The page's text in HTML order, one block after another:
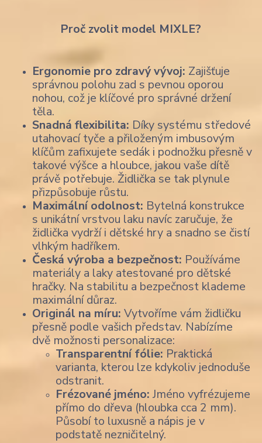
Proč zvolit model MIXLE?
Ergonomie pro zdravý vývoj: Zajišťuje
správnou polohu zad s pevnou oporou
nohou, což je klíčové pro správné držení
těla.
Snadná flexibilita: Díky systému středové
utahovací tyče a přiloženým imbusovým
klíčům zafixujete sedák i podnožku přesně v
takové výšce a hloubce, jakou vaše dítě
právě potřebuje. Židlička se tak plynule
přizpůsobuje růstu.
Maximální odolnost: Bytelná konstrukce
s unikátní vrstvou laku navíc zaručuje, že
židlička vydrží i dětské hry a snadno se čistí
vlhkým hadříkem.
Česká výroba a bezpečnost: Používáme
materiály a laky atestované pro dětské
hračky. Na stabilitu a bezpečnost klademe
maximální důraz.
Originál na míru: Vytvoříme vám židličku
přesně podle vašich představ. Nabízíme
dvě možnosti personalizace:
Transparentní fólie: Praktická
varianta, kterou lze kdykoliv jednoduše
odstranit.
Frézované jméno:Jméno vyfrézujeme
přímo do dřeva (hloubka cca 2 mm).
Působí to luxusně a nápis je v
podstatě nezničitelný.